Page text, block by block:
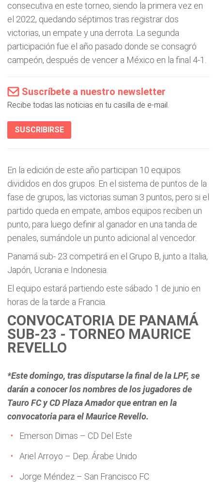
consecutiva en este torneo, siendo la primera vez en
el 2022, quedando séptimos tras registrar dos
victorias, un empate y una derrota. La segunda
participación fue el año pasado donde se consagró
campeón, después de vencer a México en la final 4-1.
Suscríbete a nuestro newsletter
Recibe todas las noticias en tu casilla de e-mail.
SUSCRIBIRSE
En la edición de este año participan 10 equipos
divididos en dos grupos. En el sistema de puntos de la
fase de grupos, las victorias suman 3 puntos, pero si el
partido queda en empate, ambos equipos reciben un
punto, para luego definir al ganador en una tanda de
penales, sumándole un punto adicional al vencedor.
Panamá sub- 23 competirá en el Grupo B, junto a Italia,
Japón, Ucrania e Indonesia.
El equipo estará partiendo este sábado 1 de junio en
horas de la tarde a Francia.
CONVOCATORIA DE PANAMÁ
SUB-23 - TORNEO MAURICE
REVELLO
*Este domingo, tras disputarse la final de la LPF, se
darán a conocer los nombres de los jugadores de
Tauro FC y CD Plaza Amador que entran en la
convocatoria para el Maurice Revello.
Emerson Dimas – CD Del Este
Ariel Arroyo – Dep. Árabe Unido
Jorge Méndez – San Francisco FC